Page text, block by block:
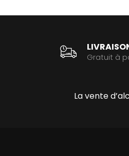
Gratuit à
La vente